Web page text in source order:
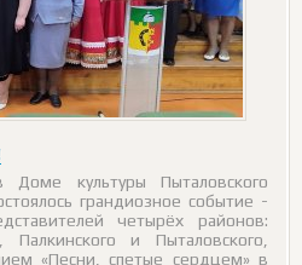
культуры Пыталовского
грандиозное событие -
четырёх районов:
Палкинского и Пыталовского,
«Песни, спетые сердцем» в